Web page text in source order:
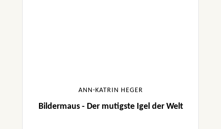
ANN-KATRIN HEGER
Bildermaus - Der mutigste Igel der Welt